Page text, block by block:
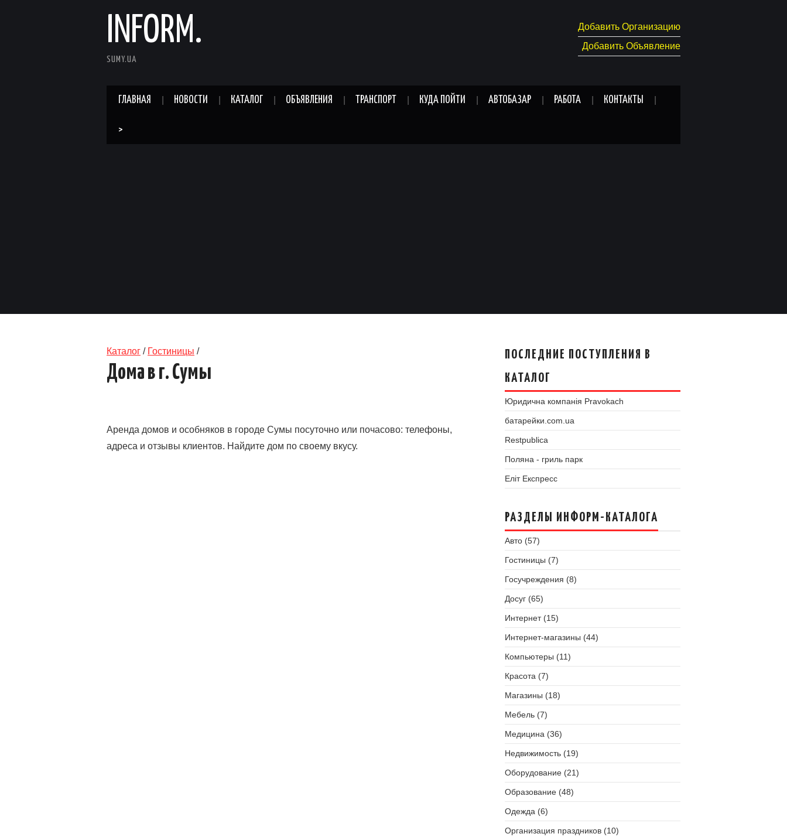
INFORM.
SUMY.UA
Добавить Организацию
Добавить Объявление
ГЛАВНАЯ НОВОСТИ КАТАЛОГ ОБЪЯВЛЕНИЯ ТРАНСПОРТ КУДА ПОЙТИ АВТОБАЗАР РАБОТА КОНТАКТЫ
>
Каталог / Гостиницы /
Дома в г. Сумы
Аренда домов и особняков в городе Сумы посуточно или почасово: телефоны,
адреса и отзывы клиентов. Найдите дом по своему вкусу.
ПОСЛЕДНИЕ ПОСТУПЛЕНИЯ В
КАТАЛОГ
Юридична компанія Pravokach
батарейки.com.ua
Restpublica
Поляна - гриль парк
Еліт Експресс
РАЗДЕЛЫ ИНФОРМ-КАТАЛОГА
Авто (57)
Гостиницы (7)
Госучреждения (8)
Досуг (65)
Интернет (15)
Интернет-магазины (44)
Компьютеры (11)
Красота (7)
Магазины (18)
Мебель (7)
Медицина (36)
Недвижимость (19)
Оборудование (21)
Образование (48)
Одежда (6)
Организация праздников (10)